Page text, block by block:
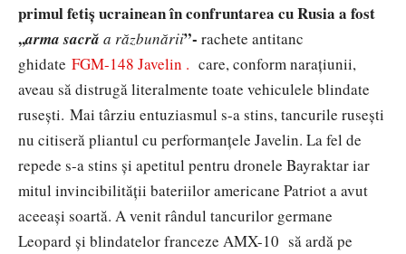
primul fetiș ucrainean în confruntarea cu Rusia a fost
,,arma sacră a răzbunării”- rachete antitanc
ghidate FGM-148 Javelin . care, conform narațiunii,
aveau să distrugă literalmente toate vehiculele blindate
rusești. Mai târziu entuziasmul s-a stins, tancurile rusești
nu citiseră pliantul cu performanțele Javelin. La fel de
repede s-a stins și apetitul pentru dronele Bayraktar iar
mitul invincibilității bateriilor americane Patriot a avut
aceeași soartă. A venit rândul tancurilor germane
Leopard și blindatelor franceze AMX-10 să ardă pe